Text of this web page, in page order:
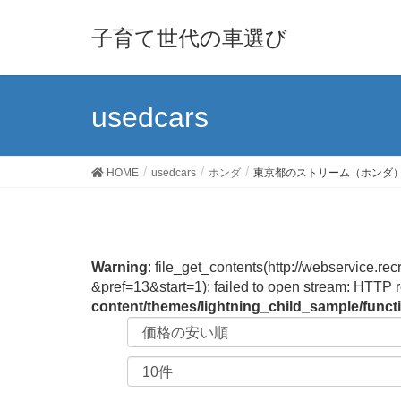
子育て世代の車選び
usedcars
HOME usedcars ホンダ 東京都のストリーム（ホンダ
Warning: file_get_contents(http://
&pref=13&start=1): failed to open stream:
content/themes/lightning_child_sample/